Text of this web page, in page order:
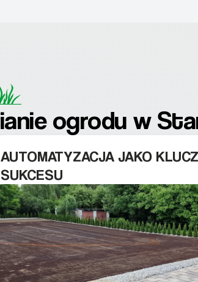
ogrodu w
AUTOMATYZACJA JAKO
SUKCESU